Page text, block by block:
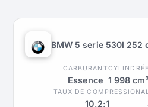
BMW 5 serie 530I 252
CARBURANT
Essence
CYLINDRÉE
1 998 cm³
TAUX DE COMPRESSION
10,2:1